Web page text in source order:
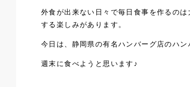
外食が出来ない日々で毎日食事を作るの
する楽しみがあります。
今日は、静岡県の有名ハンバーグ店のハ
週末に食べようと思います♪